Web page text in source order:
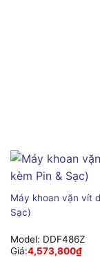
Máy khoan vặn vít
Sạc)
Model: DDF486Z
Giá:4,573,800₫